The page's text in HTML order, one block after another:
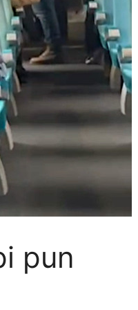
pun